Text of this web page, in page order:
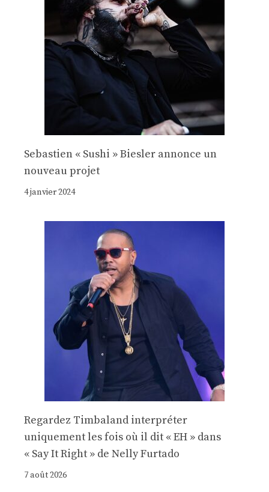
Sebastien « Sushi » Biesler annonce un
nouveau projet
4 janvier 2024
Regardez Timbaland interpréter
uniquement les fois où il dit « EH » dans
« Say It Right » de Nelly Furtado
7 août 2026